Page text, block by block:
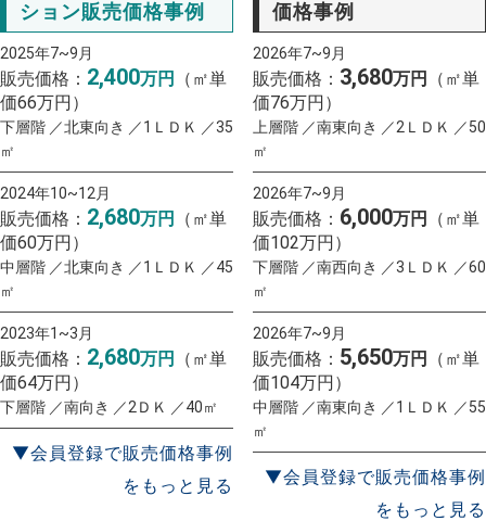
ション販売価格事例
2025年7~9月
販売価格： 2,400万円
（㎡単
価66万円）
下層階 ／北東向き ／1ＬＤＫ ／35
㎡
2024年10~12月
販売価格： 2,680万円
（㎡単
価60万円）
中層階 ／北東向き ／1ＬＤＫ ／45
㎡
2023年1~3月
販売価格： 2,680万円
（㎡単
価64万円）
下層階 ／南向き ／2ＤＫ ／40㎡
▼会員登録で販売価格事例
をもっと見る
価格事例
2026年7~9月
販売価格： 3,680万円
（㎡単
価76万円）
上層階 ／南東向き ／2ＬＤＫ ／50
㎡
2026年7~9月
販売価格： 6,000万円
（㎡単
価102万円）
下層階 ／南西向き ／3ＬＤＫ ／60
㎡
2026年7~9月
販売価格： 5,650万円
（㎡単
価104万円）
中層階 ／南東向き ／1ＬＤＫ ／55
㎡
▼会員登録で販売価格事例
をもっと見る